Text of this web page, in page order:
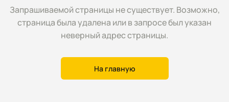
Запрашиваемой страницы не существует. Возможно,
страница была удалена или в запросе был указан
неверный адрес страницы.
На главную